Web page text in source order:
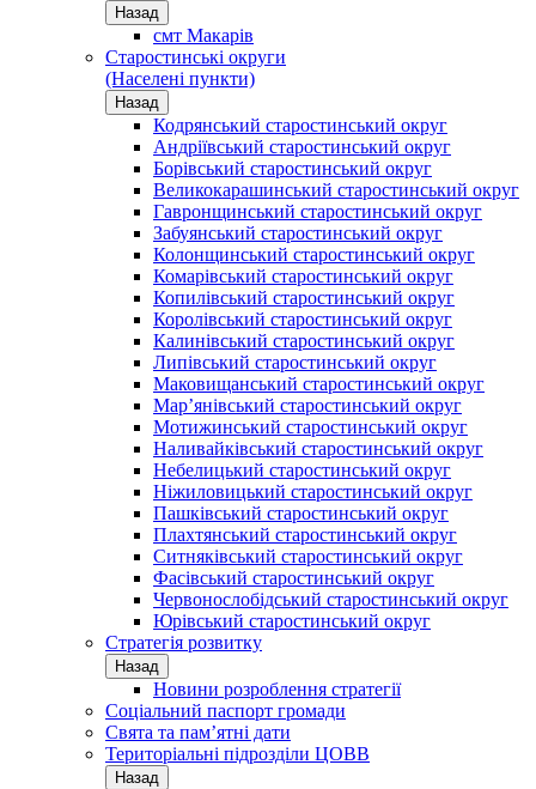
Назад
смт Макарів
Старостинські округи
(Населені пункти)
Назад
Кодрянський старостинський округ
Андріївський старостинський округ
Борівський старостинський округ
Великокарашинський старостинський округ
Гавронщинський старостинський округ
Забуянський старостинський округ
Колонщинський старостинський округ
Комарівський старостинський округ
Копилівський старостинський округ
Королівський старостинський округ
Калинівський старостинський округ
Липівський старостинський округ
Маковищанський старостинський округ
Мар’янівський старостинський округ
Мотижинський старостинський округ
Наливайківський старостинський округ
Небелицький старостинський округ
Ніжиловицький старостинський округ
Пашківський старостинський округ
Плахтянський старостинський округ
Ситняківський старостинський округ
Фасівський старостинський округ
Червонослобідський старостинський округ
Юрівський старостинський округ
Стратегія розвитку
Назад
Новини розроблення стратегії
Соціальний паспорт громади
Свята та пам’ятні дати
Територіальні підрозділи ЦОВВ
Назад